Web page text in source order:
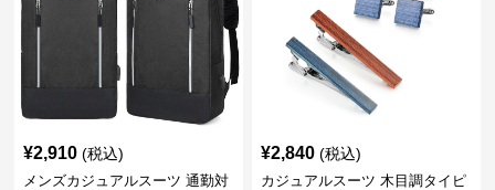
¥2,910 (税込)
メンズカジュアルスーツ 通勤対
¥2,840 (税込)
カジュアルスーツ 木目調タイピ